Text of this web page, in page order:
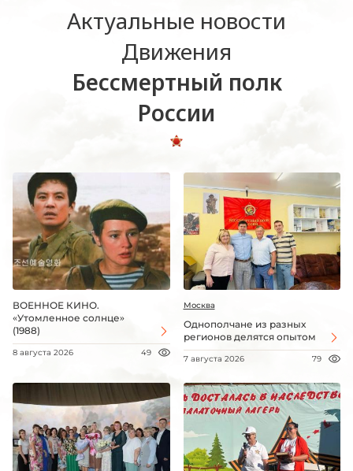
Актуальные новости
Движения
Бессмертный полк
России
ВОЕННОЕ КИНО.
«Утомленное солнце»
(1988)
8 августа 2026 49
Москва
Однополчане из разных
регионов делятся опытом
7 августа 2026 79